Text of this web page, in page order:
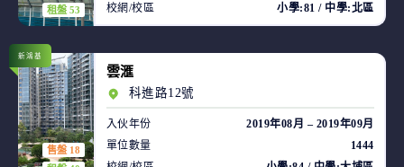
租盤 53
校網/校區
小學:81 / 中學:北區
售盤 18
新鴻基
雲滙
科進路12號
入伙年份
2019年08月 – 2019年09月
單位數量
1444